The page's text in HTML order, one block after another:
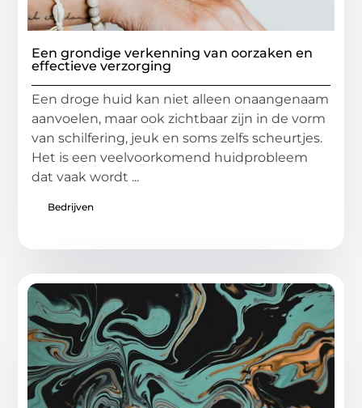
Een grondige verkenning van oorzaken en
effectieve verzorging
Een droge huid kan niet alleen onaangenaam
aanvoelen, maar ook zichtbaar zijn in de vorm
van schilfering, jeuk en soms zelfs scheurtjes.
Het is een veelvoorkomend huidprobleem
dat vaak wordt ...
Bedrijven